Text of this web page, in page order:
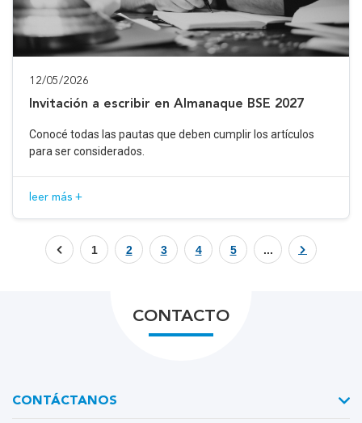
12/05/2026
Invitación a escribir en Almanaque BSE 2027
Conocé todas las pautas que deben cumplir los artículos
para ser considerados.
leer más +
1 2 3 4 5 ...
CONTACTO
CONTÁCTANOS